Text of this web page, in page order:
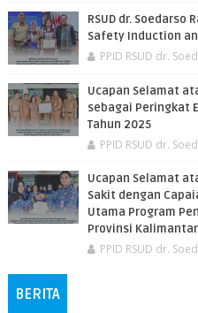
RSUD dr. Soedarso
Safety Induction
PPID RSUD dr.
Ucapan Selamat
sebagai Peringkat
Tahun 2025
PPID RSUD dr.
Ucapan Selamat
Sakit dengan
Utama Program
Provinsi
PPID RSUD dr.
BERITA